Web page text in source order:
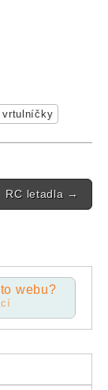
vrtulníčky
RC letadla →
webu?